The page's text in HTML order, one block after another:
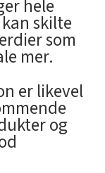
hele
skilte
som
mer.
er likevel
og